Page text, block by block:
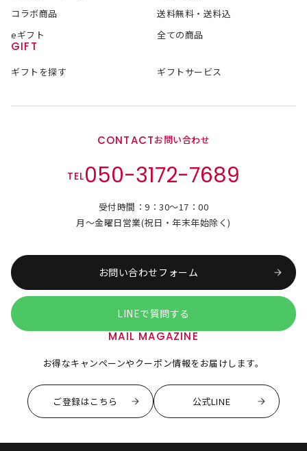
コラボ商品
送料無料・送料込
eギフト
全ての商品
GIFT
ギフトを探す ギフトサービス
CONTACTお問い合わせ
TEL050-3172-7689
受付時間：9：30～17：00
月～金曜日営業(祝日・年末年始除く)
お問い合わせフォーム
LINEで質問する
MAIL MAGAZINE
お得なキャンペーンやクーポン情報をお届けします。
ご登録はこちら 公式LINE